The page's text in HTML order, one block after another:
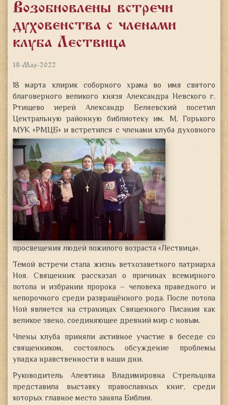
Возобновлены встречи
духовенства с членами
клуба «Лествица»
18-Мар-2022
18 марта клирик соборного храма во имя святого
благоверного великого князя Александра Невского г.
Ртищево иерей Александр Беляевский посетил
Центральную районную библиотеку им. М. Горького
МУК «РМЦБ» и встретился с членами клуба духовного
просвещения людей пожилого возраста «Лествица».
Темой встречи стала жизнь ветхозаветного патриарха
Ноя. Священник рассказал о причинах всемирного
потопа и избрании пророка – человека праведного и
непорочного среди развращённого рода. После потопа
Ной является на страницах Священного Писания как
великое звено, соединяющее древний мир с новым.
Члены клуба приняли активное участие в беседе со
священником, состоялось обсуждение проблемы
упадка нравственности в наши дни.
Руководитель Алевтина Владимировна Стрельцова
представила выставку православных книг, среди
которых главное место заняла Библия.